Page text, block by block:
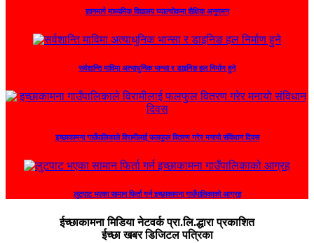
ज्ञानमार्ग माध्यमिक विद्यालय घ्याल्चोकमा शैक्षिक अनुगमन
सर्वशान्ति माविमा अत्याधुनिक भान्सा र डाइनिङ हल निर्माण हुने
इच्छाकामना गाउँपालिकाले विरामीलाई फलफुल वितरण गरेर मनायो संविधान दिवस
लुटपाट भएका सामान फिर्ता गर्न इच्छाकामना गाउँपालिकाको आग्रह
ईच्छाकामना मिडिया नेटवर्क प्रा.लि.द्धारा प्रकाशित
ईच्छा खबर डिजिटल पत्रिका